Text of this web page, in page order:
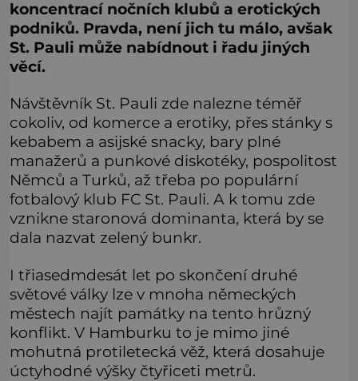
koncentrací nočních klubů a erotických
podniků. Pravda, není jich tu málo, avšak
St. Pauli může nabídnout i řadu jiných
věcí.
Návštěvník St. Pauli zde nalezne téměř
cokoliv, od komerce a erotiky, přes stánky s
kebabem a asijské snacky, bary plné
manažerů a punkové diskotéky, pospolitost
Němců a Turků, až třeba po populární
fotbalový klub FC St. Pauli. A k tomu zde
vznikne staronová dominanta, která by se
dala nazvat zelený bunkr.
I třiasedmdesát let po skončení druhé
světové války lze v mnoha německých
městech najít památky na tento hrůzný
konflikt. V Hamburku to je mimo jiné
mohutná protiletecká věž, která dosahuje
úctyhodné výšky čtyřiceti metrů.